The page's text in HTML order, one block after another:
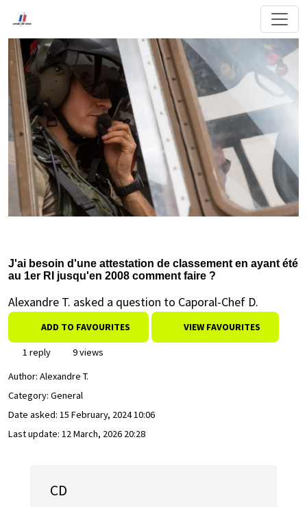
J'ai besoin d'une attestation de classement en ayant été
au 1er RI jusqu'en 2008 comment faire ?
Alexandre T. asked a question to Caporal-Chef D.
ADD TO FAVOURITES VIEW FAVOURITES
1 reply
9 views
Author: Alexandre T.
Category: General
Date asked: 15 February, 2024 10:06
Last update: 12 March, 2026 20:28
CD